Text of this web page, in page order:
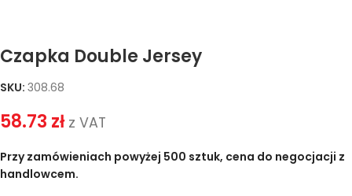
Czapka Double Jersey
SKU: 308.68
58.73 zł z VAT
Przy zamówieniach powyżej 500 sztuk, cena do negocjacji z
handlowcem.